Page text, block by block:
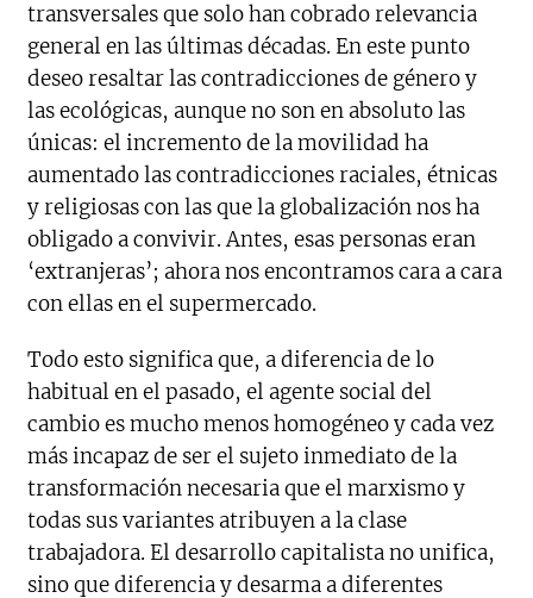
transversales que solo han cobrado relevancia
general en las últimas décadas. En este punto
deseo resaltar las contradicciones de género y
las ecológicas, aunque no son en absoluto las
únicas: el incremento de la movilidad ha
aumentado las contradicciones raciales, étnicas
y religiosas con las que la globalización nos ha
obligado a convivir. Antes, esas personas eran
‘extranjeras’; ahora nos encontramos cara a cara
con ellas en el supermercado.
Todo esto significa que, a diferencia de lo
habitual en el pasado, el agente social del
cambio es mucho menos homogéneo y cada vez
más incapaz de ser el sujeto inmediato de la
transformación necesaria que el marxismo y
todas sus variantes atribuyen a la clase
trabajadora. El desarrollo capitalista no unifica,
sino que diferencia y desarma a diferentes